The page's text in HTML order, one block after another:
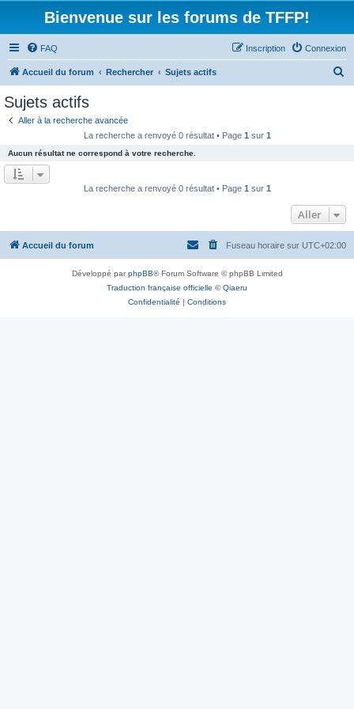
Bienvenue sur les forums de TFFP!
FAQ Connexion
Inscription
Accueil du forum Rechercher Sujets actifs
e
r
Sujets actifs
Aller à la recherche avancée
La recherche a renvoyé 0 résultat • Page 1 sur 1
Aucun résultat ne correspond à votre recherche.
La recherche a renvoyé 0 résultat • Page 1 sur 1
Aller
Accueil du forum Fuseau horaire sur UTC+02:00
Développé parphpBB® Forum Software © phpBB Limited
Traduction française officielle ©Qiaeru
Confidentialité | Conditions